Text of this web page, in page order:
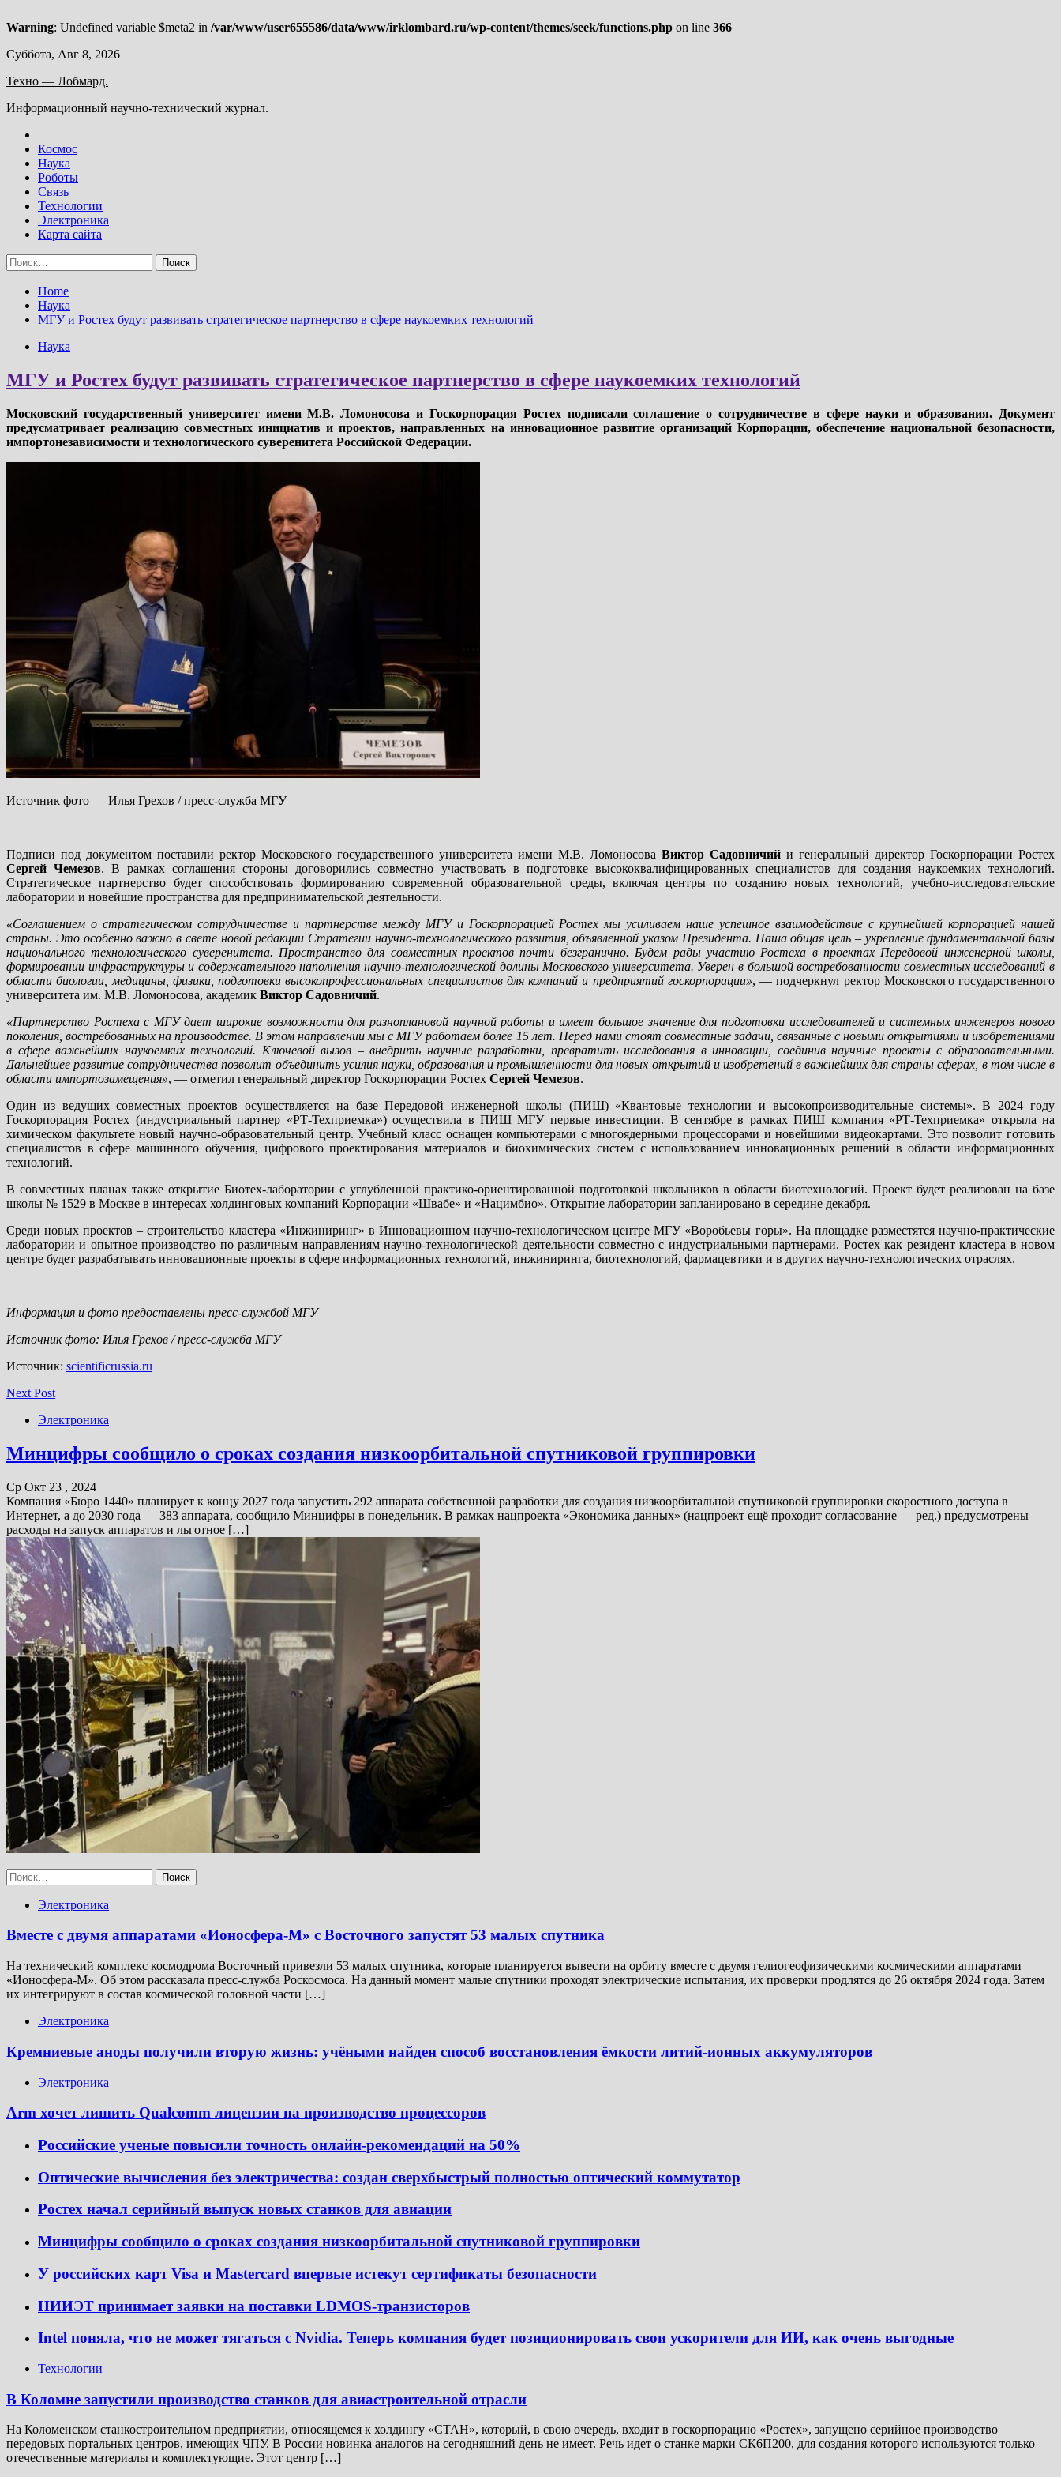
Warning: Undefined variable $meta2 in /var/www/user655586/data/www/irklombard.ru/wp-content/themes/seek/functions.php on line 366
Skip
content
Суббота, Авг 8, 2026
Техно — Лобмард.
Информационный научно-технический журнал.
Космос
Наука
Роботы
Связь
Технологии
Электроника
Карта сайта
Найти:
Home
Наука
МГУ и Ростех будут развивать стратегическое партнерство в сфере наукоемких технологий
Наука
МГУ и Ростех будут развивать стратегическое партнерство в сфере наукоемких технологий
Московский государственный университет имени М.В. Ломоносова и Госкорпорация Ростех подписали соглашение о сотрудничестве в сфере науки и образования. Документ
предусматривает реализацию совместных инициатив и проектов, направленных на инновационное развитие организаций Корпорации, обеспечение национальной безопасности,
импортонезависимости и технологического суверенитета Российской Федерации.
Источник фото — Илья Грехов / пресс-служба МГУ
Подписи под документом поставили ректор Московского государственного университета имени М.В. Ломоносова Виктор Садовничий и генеральный директор Госкорпорации Ростех
Сергей Чемезов. В рамках соглашения стороны договорились совместно участвовать в подготовке высококвалифицированных специалистов для создания наукоемких технологий.
Стратегическое партнерство будет способствовать формированию современной образовательной среды, включая центры по созданию новых технологий, учебно-исследовательские
лаборатории и новейшие пространства для предпринимательской деятельности.
«Соглашением о стратегическом сотрудничестве и партнерстве между МГУ и Госкорпорацией Ростех мы усиливаем наше успешное взаимодействие с крупнейшей корпорацией нашей
страны. Это особенно важно в свете новой редакции Стратегии научно-технологического развития, объявленной указом Президента. Наша общая цель – укрепление фундаментальной базы
национального технологического суверенитета. Пространство для совместных проектов почти безгранично. Будем рады участию Ростеха в проектах Передовой инженерной школы,
формировании инфраструктуры и содержательного наполнения научно-технологической долины Московского университета. Уверен в большой востребованности совместных исследований в
области биологии, медицины, физики, подготовки высокопрофессиональных специалистов для компаний и предприятий госкорпорации», — подчеркнул ректор Московского государственного
университета им. М.В. Ломоносова, академик Виктор Садовничий.
«Партнерство Ростеха с МГУ дает широкие возможности для разноплановой научной работы и имеет большое значение для подготовки исследователей и системных инженеров нового
поколения, востребованных на производстве. В этом направлении мы с МГУ работаем более 15 лет. Перед нами стоят совместные задачи, связанные с новыми открытиями и изобретениями
в сфере важнейших наукоемких технологий. Ключевой вызов – внедрить научные разработки, превратить исследования в инновации, соединив научные проекты с образовательными.
Дальнейшее развитие сотрудничества позволит объединить усилия науки, образования и промышленности для новых открытий и изобретений в важнейших для страны сферах, в том числе в
области импортозамещения», — отметил генеральный директор Госкорпорации Ростех Сергей Чемезов.
Один из ведущих совместных проектов осуществляется на базе Передовой инженерной школы (ПИШ) «Квантовые технологии и высокопроизводительные системы». В 2024 году
Госкорпорация Ростех (индустриальный партнер «РТ-Техприемка») осуществила в ПИШ МГУ первые инвестиции. В сентябре в рамках ПИШ компания «РТ-Техприемка» открыла на
химическом факультете новый научно-образовательный центр. Учебный класс оснащен компьютерами с многоядерными процессорами и новейшими видеокартами. Это позволит готовить
специалистов в сфере машинного обучения, цифрового проектирования материалов и биохимических систем с использованием инновационных решений в области информационных
технологий.
В совместных планах также открытие Биотех-лаборатории с углубленной практико-ориентированной подготовкой школьников в области биотехнологий. Проект будет реализован на базе
школы № 1529 в Москве в интересах холдинговых компаний Корпорации «Швабе» и «Нацимбио». Открытие лаборатории запланировано в середине декабря.
Среди новых проектов – строительство кластера «Инжиниринг» в Инновационном научно-технологическом центре МГУ «Воробьевы горы». На площадке разместятся научно-практические
лаборатории и опытное производство по различным направлениям научно-технологической деятельности совместно с индустриальными партнерами. Ростех как резидент кластера в новом
центре будет разрабатывать инновационные проекты в сфере информационных технологий, инжиниринга, биотехнологий, фармацевтики и в других научно-технологических отраслях.
Информация и фото предоставлены пресс-службой МГУ
Источник фото: Илья Грехов / пресс-служба МГУ
Источник: scientificrussia.ru
Next Post
Электроника
Минцифры сообщило о сроках создания низкоорбитальной спутниковой группировки
Ср Окт 23 , 2024
Компания «Бюро 1440» планирует к концу 2027 года запустить 292 аппарата собственной разработки для создания низкоорбитальной спутниковой группировки скоростного доступа в
Интернет, а до 2030 года — 383 аппарата, сообщило Минцифры в понедельник. В рамках нацпроекта «Экономика данных» (нацпроект ещё проходит согласование — ред.) предусмотрены
расходы на запуск аппаратов и льготное […]
Найти:
Электроника
Вместе с двумя аппаратами «Ионосфера-М» с Восточного запустят 53 малых спутника
На технический комплекс космодрома Восточный привезли 53 малых спутника, которые планируется вывести на орбиту вместе с двумя гелиогеофизическими космическими аппаратами
«Ионосфера-М». Об этом рассказала пресс-служба Роскосмоса. На данный момент малые спутники проходят электрические испытания, их проверки продлятся до 26 октября 2024 года. Затем
их интегрируют в состав космической головной части […]
Электроника
Кремниевые аноды получили вторую жизнь: учёными найден способ восстановления ёмкости литий-ионных аккумуляторов
Электроника
Arm хочет лишить Qualcomm лицензии на производство процессоров
Российские ученые повысили точность онлайн-рекомендаций на 50%
Оптические вычисления без электричества: создан сверхбыстрый полностью оптический коммутатор
Ростех начал серийный выпуск новых станков для авиации
Минцифры сообщило о сроках создания низкоорбитальной спутниковой группировки
У российских карт Visa и Mastercard впервые истекут сертификаты безопасности
НИИЭТ принимает заявки на поставки LDMOS-транзисторов
Intel поняла, что не может тягаться с Nvidia. Теперь компания будет позиционировать свои ускорители для ИИ, как очень выгодные
Технологии
В Коломне запустили производство станков для авиастроительной отрасли
На Коломенском станкостроительном предприятии, относящемся к холдингу «СТАН», который, в свою очередь, входит в госкорпорацию «Ростех», запущено серийное производство
передовых портальных центров, имеющих ЧПУ. В России новинка аналогов на сегодняшний день не имеет. Речь идет о станке марки СК6П200, для создания которого используются только
отечественные материалы и комплектующие. Этот центр […]